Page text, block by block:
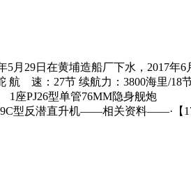
月29日在黄埔造船厂下水，2017
航 速：27节 续航力：3800海里/
型单管76MM隐身舰炮
升机——相关资料——·【17年